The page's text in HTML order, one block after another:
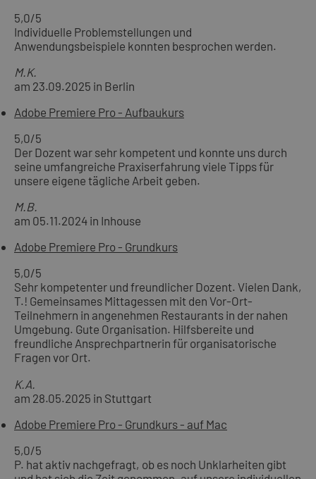
5,0/5
Individuelle Problemstellungen und
Anwendungsbeispiele konnten besprochen werden.
M.K.
am 23.09.2025 in Berlin
Adobe Premiere Pro - Aufbaukurs
5,0/5
Der Dozent war sehr kompetent und konnte uns durch
seine umfangreiche Praxiserfahrung viele Tipps für
unsere eigene tägliche Arbeit geben.
M.B.
am 05.11.2024 in Inhouse
Adobe Premiere Pro - Grundkurs
5,0/5
Sehr kompetenter und freundlicher Dozent. Vielen Dank,
T.! Gemeinsames Mittagessen mit den Vor-Ort-
Teilnehmern in angenehmen Restaurants in der nahen
Umgebung. Gute Organisation. Hilfsbereite und
freundliche Ansprechpartnerin für organisatorische
Fragen vor Ort.
K.A.
am 28.05.2025 in Stuttgart
Adobe Premiere Pro - Grundkurs - auf Mac
5,0/5
P. hat aktiv nachgefragt, ob es noch Unklarheiten gibt